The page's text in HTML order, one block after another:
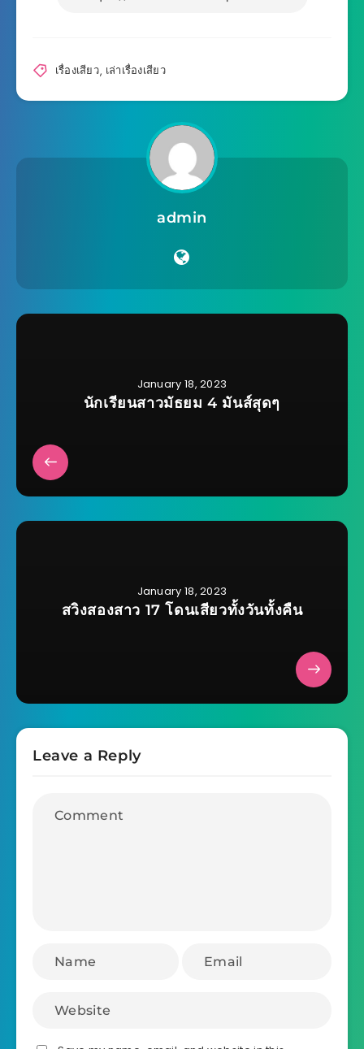
เรื่องเสียว, เล่าเรื่องเสียว
admin
January 18, 2023
นักเรียนสาวมัธยม 4 มันส์สุดๆ
January 18, 2023
สวิงสองสาว 17 โดนเสียวทั้งวันทั้งคืน
Leave a Reply